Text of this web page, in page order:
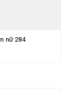
nữ 284